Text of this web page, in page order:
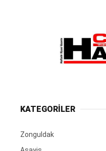
KATEGORİLER
Zonguldak